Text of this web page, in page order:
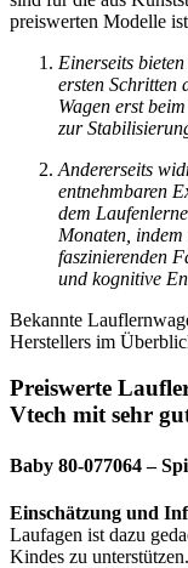
preiswerten Modelle
Einerseits
ersten Schritten
Wagen erst
zur
Andererseits
entnehmbaren
dem
Monaten,
faszinierenden
und kognitive
Bekannte
Herstellers im
Preiswerte
Vtech mit sehr
Baby 80-077064 –
Einschätzung und
Laufagen ist dazu
Kindes zu unterstützen.